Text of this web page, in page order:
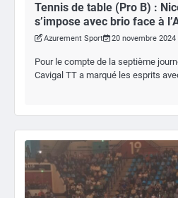
Tennis de table (Pro B) :
s’impose avec brio face à
Azurement Sport 20 novembre 2024
Pour le compte de la septième
Cavigal TT a marqué les esprits